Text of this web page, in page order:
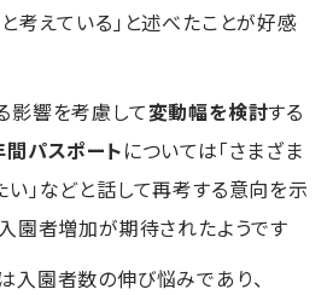
考えている」と述べたことが好感
響を考慮して変動幅を検討する
間パスポートについては「さまざま
」などと話して再考する意向を示
園者増加が期待されたようです
園者数の伸び悩みであり、